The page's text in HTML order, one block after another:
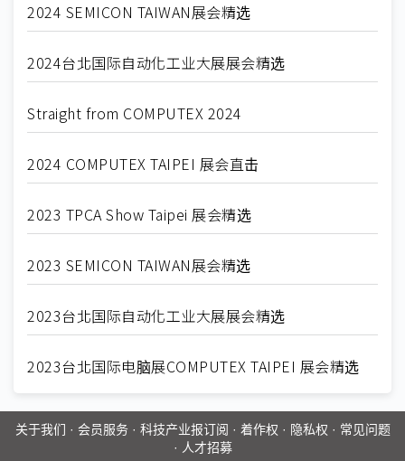
2024 SEMICON TAIWAN展会精选
2024台北国际自动化工业大展展会精选
Straight from COMPUTEX 2024
2024 COMPUTEX TAIPEI 展会直击
2023 TPCA Show Taipei 展会精选
2023 SEMICON TAIWAN展会精选
2023台北国际自动化工业大展展会精选
2023台北国际电脑展COMPUTEX TAIPEI 展会精选
关于我们 · 会员服务· 科技产业报订阅 · 着作权 · 隐私权 · 常见问题
· 人才招募